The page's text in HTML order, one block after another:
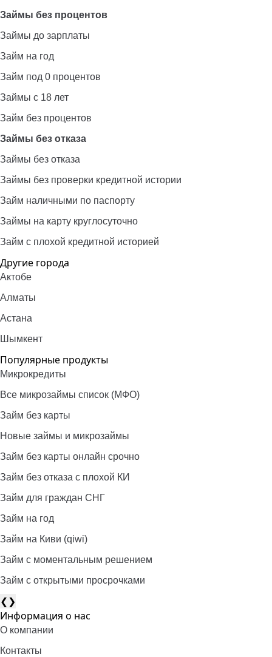
Займы без процентов
Займы до зарплаты
Займ на год
Займ под 0 процентов
Займы с 18 лет
Займ без процентов
Займы без отказа
Займы без отказа
Займы без проверки кредитной истории
Займ наличными по паспорту
Займы на карту круглосуточно
Займ с плохой кредитной историей
Другие города
Актобе
Алматы
Астана
Шымкент
Популярные продукты
Микрокредиты
Все микрозаймы список (МФО)
Займ без карты
Новые займы и микрозаймы
Займ без карты онлайн срочно
Займ без отказа с плохой КИ
Займ для граждан СНГ
Займ на год
Займ на Киви (qiwi)
Займ c моментальным решением
Займ с открытыми просрочками
❮❯
Информация о нас
О компании
Контакты